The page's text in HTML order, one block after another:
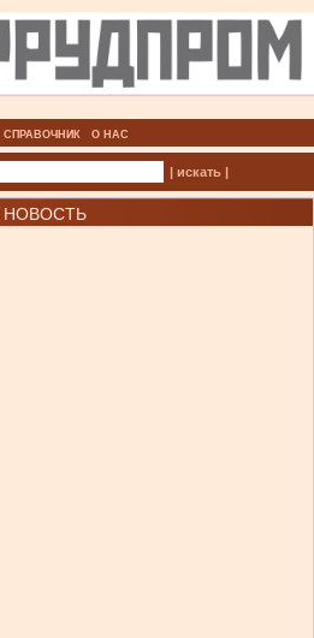
СПРАВОЧНИК О НАС
| искать |
НОВОСТЬ